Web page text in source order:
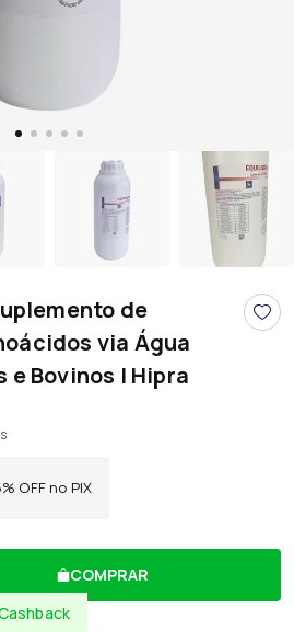
de
via Água
e Bovinos | Hipra
OFF no PIX
COMPRAR